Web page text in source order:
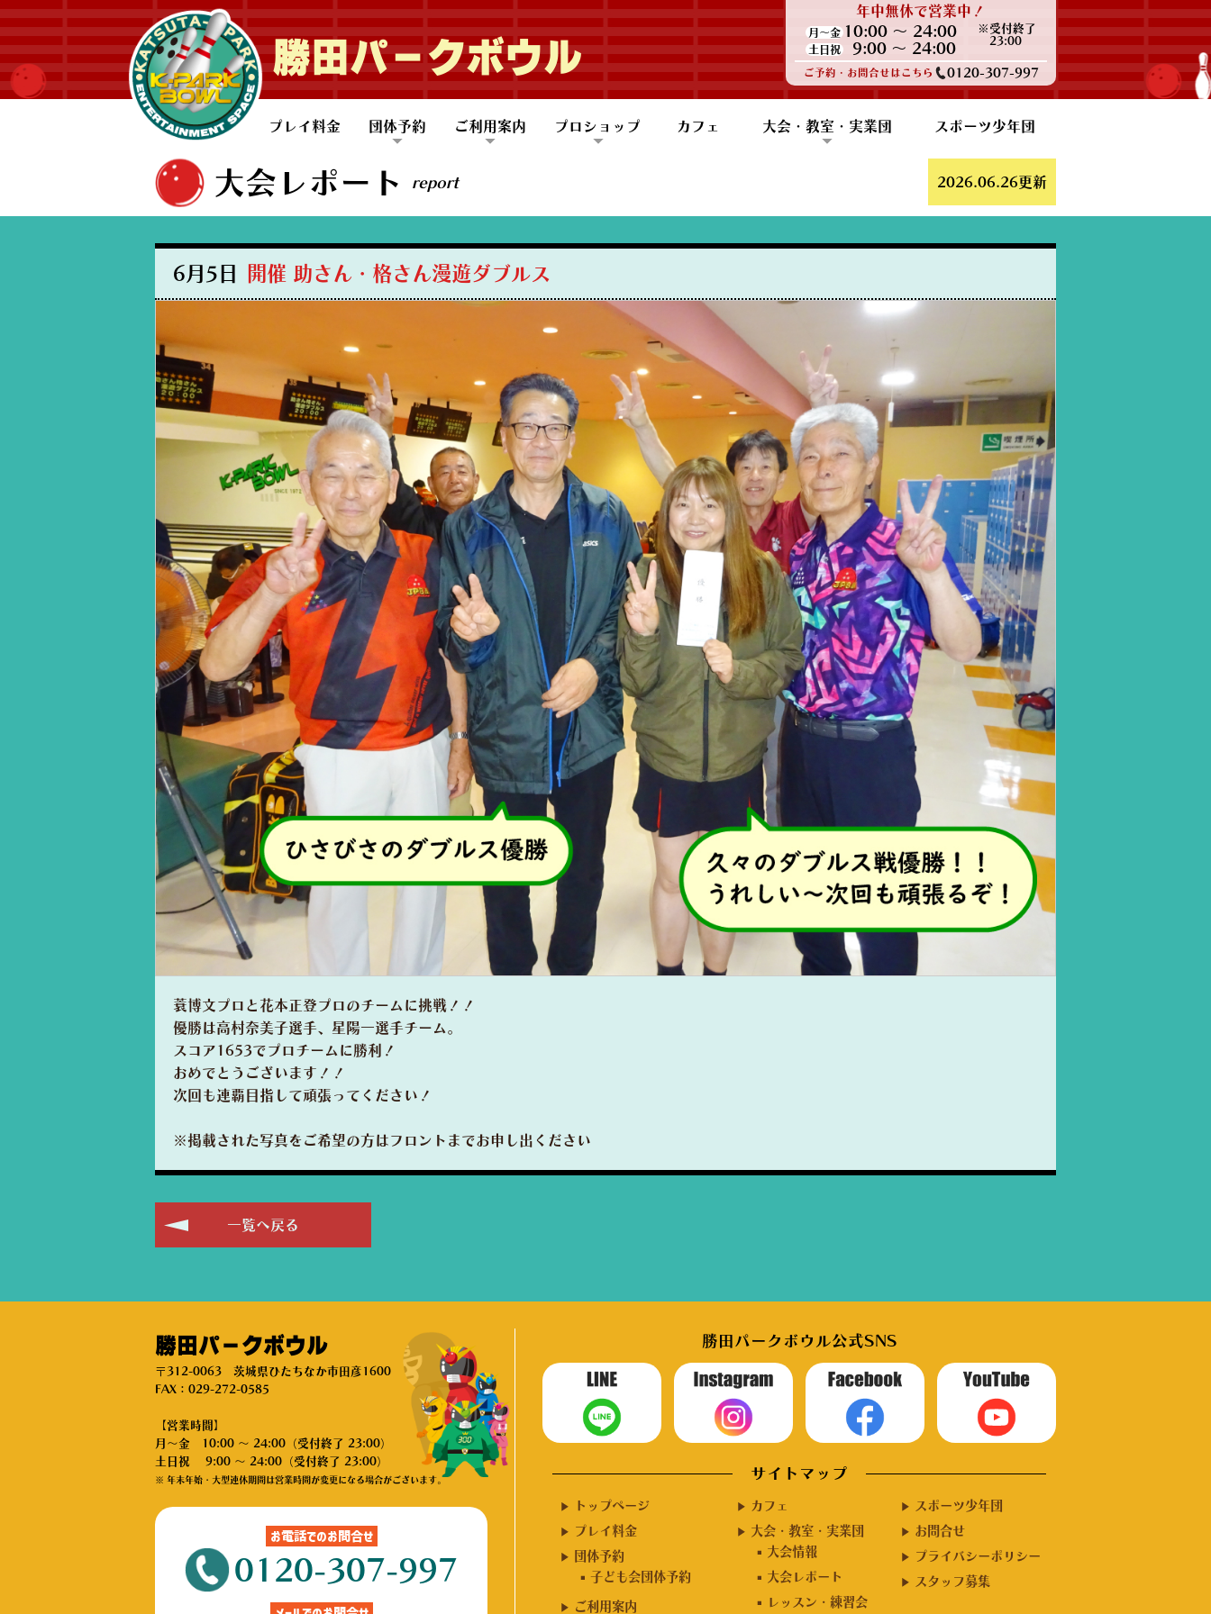
勝田パークボウル
年中無休で営業中！
月～金 10:00 ～ 24:00
土日祝 9:00 ～ 24:00
※受付終了
23:00
ご予約・お問合せはこちら 0120-307-997
プレイ料金 団体予約 ご利用案内 プロショップ カフェ 大会・教室・実業団 スポーツ少年団
2026.06.26更新
大会レポート report
6月5日 開催 助さん・格さん漫遊ダブルス
蓑博文プロと花本正登プロのチームに挑戦！！
優勝は高村奈美子選手、星陽一選手チーム。
スコア1653でプロチームに勝利！
おめでとうございます！！
次回も連覇目指して頑張ってください！
※掲載された写真をご希望の方はフロントまでお申し出ください
一覧へ戻る
勝田パークボウル
〒312-0063 茨城県ひたちなか市田彦1600
FAX：029-272-0585
【営業時間】
月～金 10:00 ～ 24:00（受付終了 23:00）
土日祝 9:00 ～ 24:00（受付終了 23:00）
※ 年末年始・大型連休期間は営業時間が変更になる場合がございます。
お電話でのお問合せ
0120-307-997
勝田パークボウル公式SNS
サイトマップ
トップページ
プレイ料金
団体予約
子ども会団体予約
ご利用案内
カフェ
大会・教室・実業団
大会情報
大会レポート
レッスン・練習会
スポーツ少年団
お問合せ
プライバシーポリシー
スタッフ募集